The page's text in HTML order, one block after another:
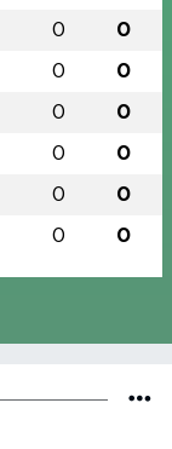
0 0
0 0
0 0
0 0
0 0
0 0